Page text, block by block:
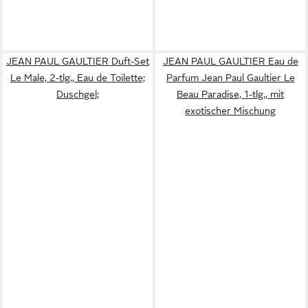
JEAN PAUL GAULTIER Duft-Set
Le Male, 2-tlg., Eau de Toilette;
Duschgel;
JEAN PAUL GAULTIER Eau de
Parfum Jean Paul Gaultier Le
Beau Paradise, 1-tlg., mit
exotischer Mischung